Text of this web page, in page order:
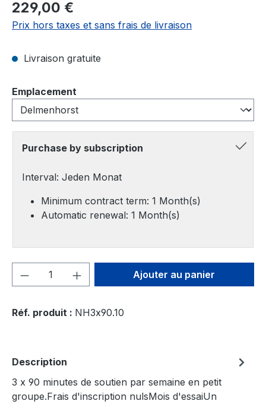
Prix régulier :
229,00 €
Prix hors taxes et sans frais de livraison
Livraison gratuite
Sélectionnez
Emplacement
Purchase by subscription
Interval: Jeden Monat
Minimum contract term: 1 Month(s)
Automatic renewal: 1 Month(s)
Quantité de produit : Entrez la
Ajouter au panier
Réf. produit : NH3x90.10
Description
3 x 90 minutes de soutien par semaine en petit
groupe.Frais d'inscription nulsMois d'essaiUn